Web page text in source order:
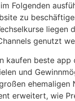
Folgenden
zu
liegen
genutzt
kaufen beste app
und
ehemaligen
erweitert, wie